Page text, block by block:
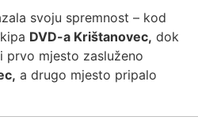
svoju spremnost – kod
DVD-a Krištanovec, dok
prvo mjesto zasluženo
a drugo mjesto pripalo